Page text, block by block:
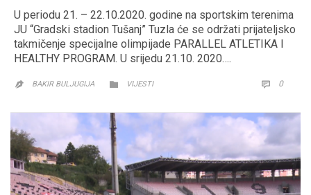
U periodu 21. – 22.10.2020. godine na sportskim terenima
JU “Gradski stadion Tušanj” Tuzla će se održati prijateljsko
takmičenje specijalne olimpijade PARALLEL ATLETIKA I
HEALTHY PROGRAM. U srijedu 21.10. 2020….
 BAKIR BULJUGIJA  CATEGORY
VIJESTI  0